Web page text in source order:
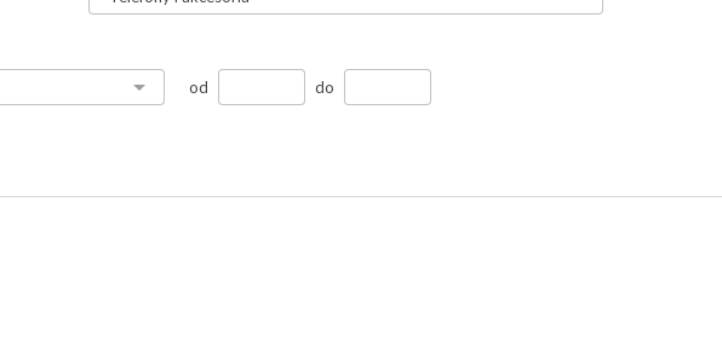
od do